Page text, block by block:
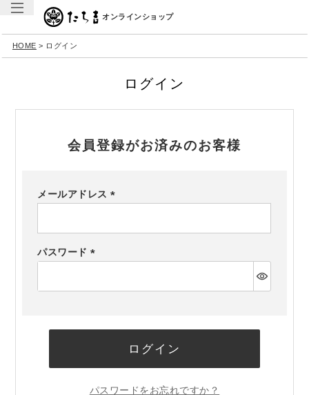
オンラインショップ
HOME ログイン
ログイン
会員登録がお済みのお客様
メールアドレス
須)
パスワード
須)
ログイン
パスワードをお忘れですか？